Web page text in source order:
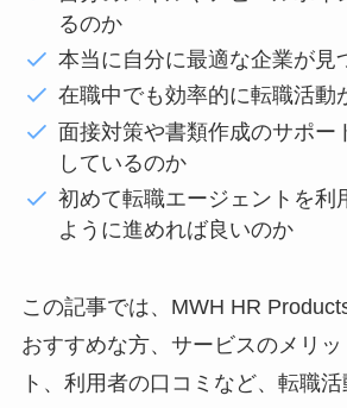
るのか
本当に自分に最適な企業が見
在職中でも効率的に転職活動
面接対策や書類作成のサポー
しているのか
初めて転職エージェントを利
ように進めれば良いのか
この記事では、MWH HR
おすすめな方、サービスのメリッ
ト、利用者の口コミなど、転職